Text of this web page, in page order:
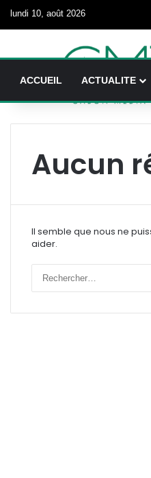
lundi 10, août 2026
ACCUEIL ACTUALITE
Aucun
Il semble que nous ne
aider.